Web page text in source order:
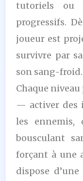
tutoriels ou
progressifs.
joueur est
survivre par
son sang-froid.
Chaque
— activer des
les ennemis,
bousculant
forçant à une
dispose